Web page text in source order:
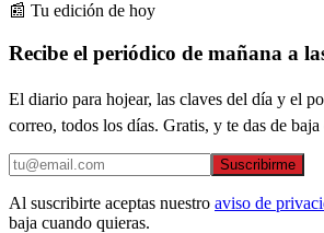
📰 Tu edición de hoy
Recibe el periódico de mañana a
El diario para hojear, las claves del día y el
correo, todos los días. Gratis, y te das de
Suscribirme
Al suscribirte aceptas nuestro aviso de
baja cuando quieras.